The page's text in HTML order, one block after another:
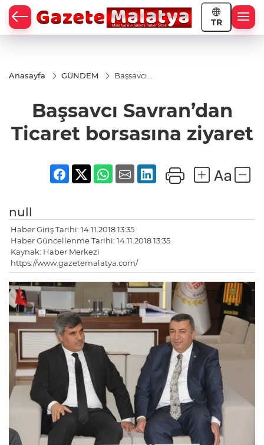
TR
Anasayfa GÜNDEM
Başsavcı
borsasına
ziyaret
Başsavcı Savran’dan
Ticaret borsasına ziyaret
null
Haber Giriş Tarihi: 14.11.2018 13:35
Haber Güncellenme Tarihi: 14.11.2018 13:35
Kaynak: Haber Merkezi
https://www.gazetemalatya.com/